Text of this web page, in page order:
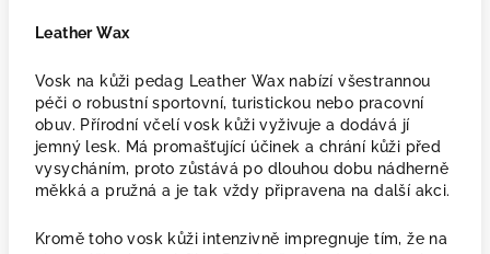
Leather Wax
Vosk na kůži pedag Leather Wax nabízí všestrannou
péči o robustní sportovní, turistickou nebo pracovní
obuv. Přírodní včelí vosk kůži vyživuje a dodává jí
jemný lesk. Má promašťující účinek a chrání kůži před
vysycháním, proto zůstává po dlouhou dobu nádherně
měkká a pružná a je tak vždy připravena na další akci.
Kromě toho vosk kůži intenzivně impregnuje tím, že na